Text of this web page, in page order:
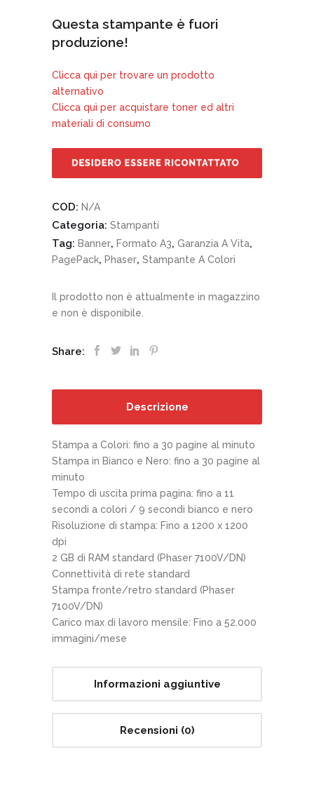
Questa stampante è fuori
produzione!
Clicca quì per trovare un prodotto
alternativo
Clicca quì per acquistare toner ed altri
materiali di consumo
COD: N/A
Categoria: Stampanti
Tag: Banner, Formato A3, Garanzia A Vita,
PagePack, Phaser, Stampante A Colori
Il prodotto non è attualmente in magazzino
e non è disponibile.
Share:
Descrizione
Stampa a Colori: fino a 30 pagine al minuto
Stampa in Bianco e Nero: fino a 30 pagine al
minuto
Tempo di uscita prima pagina: fino a 11
secondi a colori / 9 secondi bianco e nero
Risoluzione di stampa: Fino a 1200 x 1200
dpi
2 GB di RAM standard (Phaser 7100V/DN)
Connettività di rete standard
Stampa fronte/retro standard (Phaser
7100V/DN)
Carico max di lavoro mensile: Fino a 52.000
immagini/mese
Informazioni aggiuntive
Recensioni (0)